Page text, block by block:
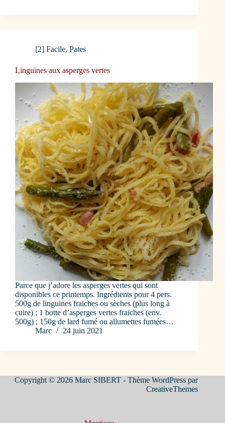
[2] Facile, Pates
Linguines aux asperges vertes
Parce que j’adore les asperges vertes qui sont
disponibles ce printemps. Ingrédients pour 4 pers.
500g de linguines fraiches ou sèches (plus long à
cuire) ; 1 botte d’asperges vertes fraiches (env.
500g) ; 150g de lard fumé ou allumettes fumées…
Marc
24 juin 2021
Copyright © 2026 Marc SIBERT - Thème WordPress par
CreativeThemes